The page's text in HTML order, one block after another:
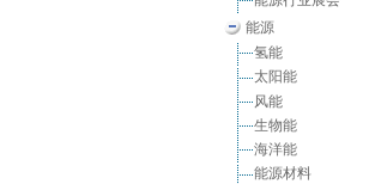
能源
氢能
太阳能
风能
生物能
海洋能
能源材料